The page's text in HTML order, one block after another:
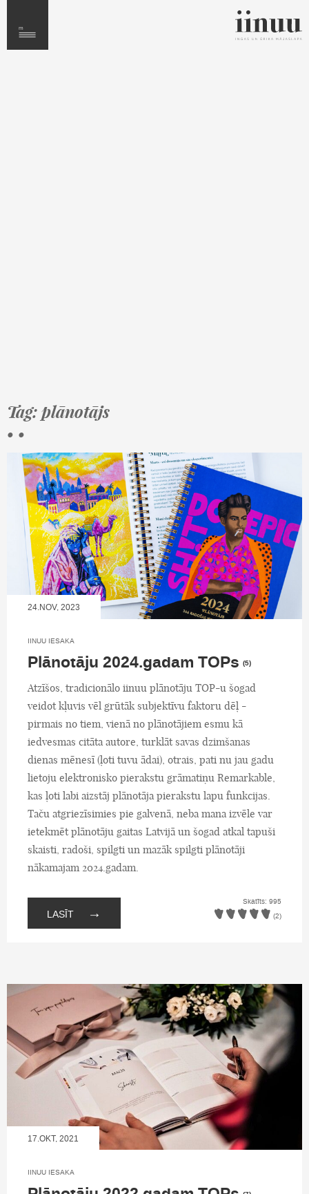
Tag: plānotājs
• •
24.NOV, 2023
IINUU IESAKA
Plānotāju 2024.gadam TOPs (5)
Atzīšos, tradicionālo iinuu plānotāju TOP-u šogad
veidot kļuvis vēl grūtāk subjektīvu faktoru dēļ -
pirmais no tiem, vienā no plānotājiem esmu kā
iedvesmas citāta autore, turklāt savas dzimšanas
dienas mēnesī (ļoti tuvu ādai), otrais, pati nu jau gadu
lietoju elektronisko pierakstu grāmatiņu Remarkable,
kas ļoti labi aizstāj plānotāja pierakstu lapu funkcijas.
Taču atgriezīsimies pie galvenā, neba mana izvēle var
ietekmēt plānotāju gaitas Latvijā un šogad atkal tapuši
skaisti, radoši, spilgti un mazāk spilgti plānotāji
nākamajam 2024.gadam.
LASĪT →
Skatīts: 995
(2)
17.OKT, 2021
IINUU IESAKA